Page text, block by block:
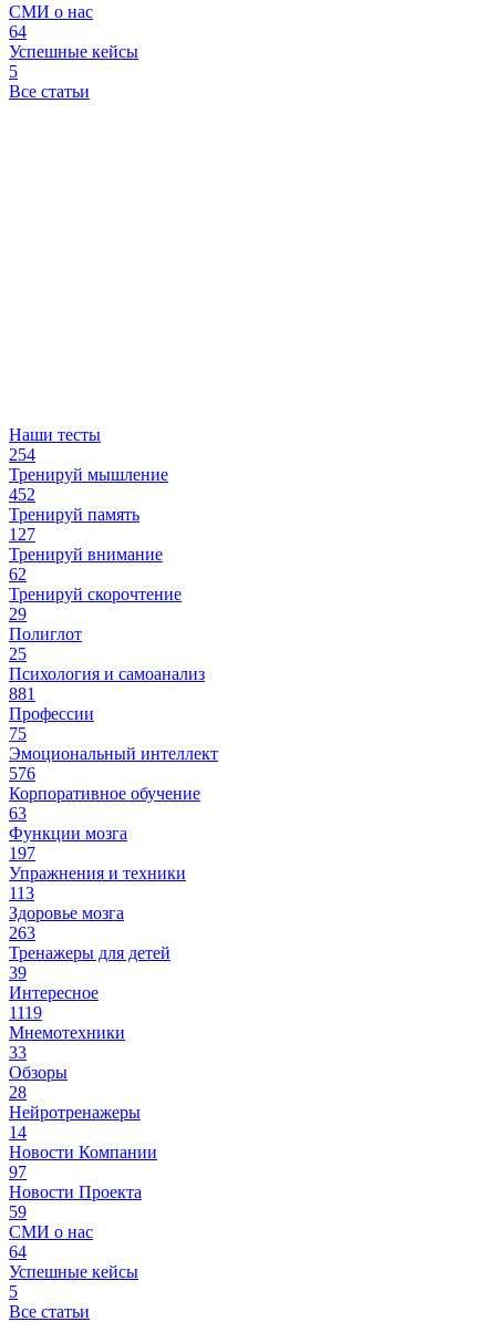
СМИ о нас
64
Успешные кейсы
5
Все статьи
Наши тесты
254
Тренируй мышление
452
Тренируй память
127
Тренируй внимание
62
Тренируй скорочтение
29
Полиглот
25
Психология и самоанализ
881
Профессии
75
Эмоциональный интеллект
576
Корпоративное обучение
63
Функции мозга
197
Упражнения и техники
113
Здоровье мозга
263
Тренажеры для детей
39
Интересное
1119
Мнемотехники
33
Обзоры
28
Нейротренажеры
14
Новости Компании
97
Новости Проекта
59
СМИ о нас
64
Успешные кейсы
5
Все статьи